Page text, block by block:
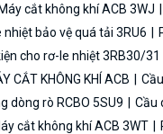
Máy cắt không khí ACB 3WJ
nhiệt bảo vệ quá tải 3RU6
cho rơ-le nhiệt 3RB30/31
CẮT KHÔNG KHÍ ACB
dòng rò RCBO 5SU9
Cầu
cắt không khí ACB 3WT